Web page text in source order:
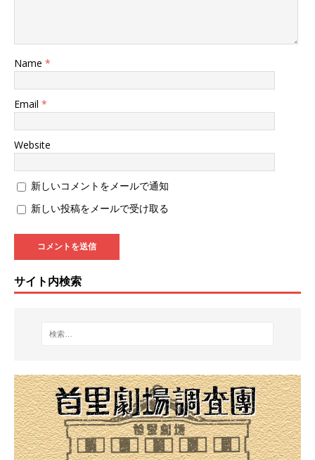
Name *
Email *
Website
新しいコメントをメールで通知
新しい投稿をメールで受け取る
サイト内検索